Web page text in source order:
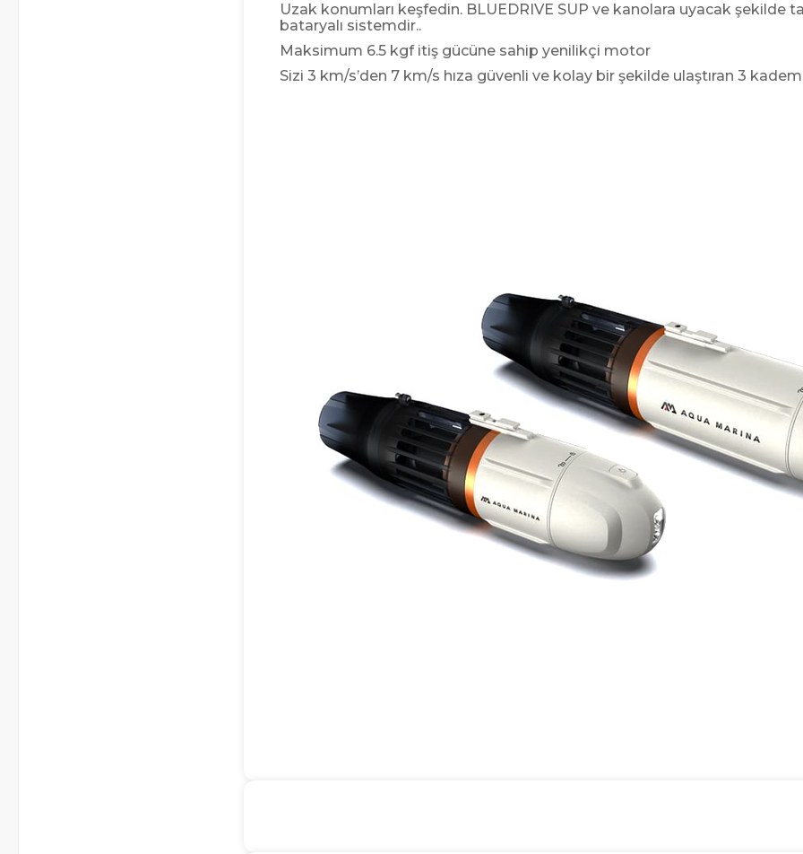
Uzak konumları keşfedin. BLUEDRIVE SUP ve kanolara uyacak şekilde
bataryalı sistemdir..
Maksimum 6.5 kgf itiş gücüne sahip yenilikçi motor
Sizi 3 km/s’den 7 km/s hıza güvenli ve kolay bir şekilde ulaştıran 3